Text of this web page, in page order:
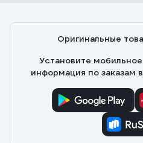
Оригинальные
Установите
информация по заказам